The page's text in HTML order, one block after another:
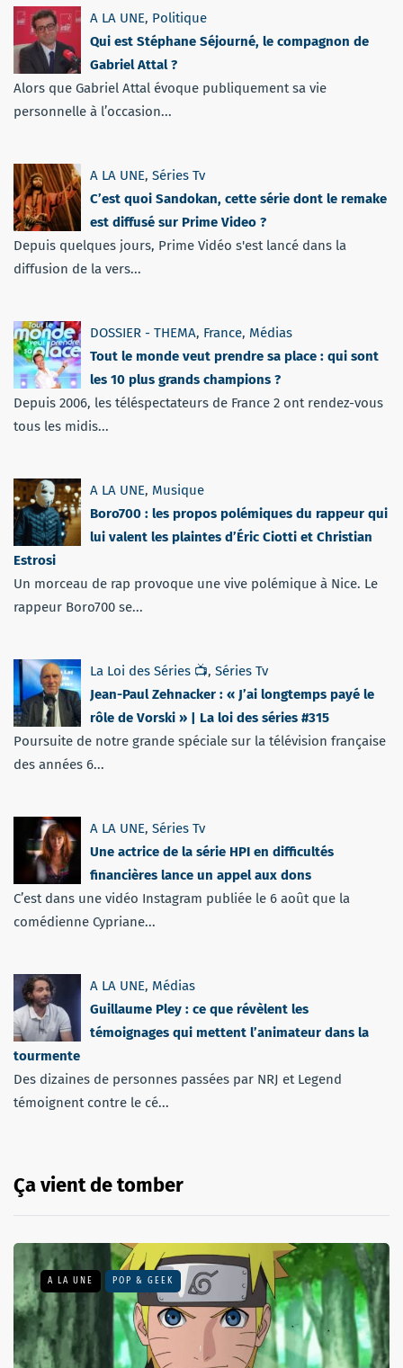
A LA UNE, Politique
Qui est Stéphane Séjourné, le compagnon de
Gabriel Attal ?
Alors que Gabriel Attal évoque publiquement sa vie
personnelle à l’occasion...
A LA UNE, Séries Tv
C’est quoi Sandokan, cette série dont le remake
est diffusé sur Prime Video ?
Depuis quelques jours, Prime Vidéo s'est lancé dans la
diffusion de la vers...
DOSSIER - THEMA, France, Médias
Tout le monde veut prendre sa place : qui sont
les 10 plus grands champions ?
Depuis 2006, les téléspectateurs de France 2 ont rendez-vous
tous les midis...
A LA UNE, Musique
Boro700 : les propos polémiques du rappeur qui
lui valent les plaintes d’Éric Ciotti et Christian
Estrosi
Un morceau de rap provoque une vive polémique à Nice. Le
rappeur Boro700 se...
La Loi des Séries 📺, Séries Tv
Jean-Paul Zehnacker : « J’ai longtemps payé le
rôle de Vorski » | La loi des séries #315
Poursuite de notre grande spéciale sur la télévision française
des années 6...
A LA UNE, Séries Tv
Une actrice de la série HPI en difficultés
financières lance un appel aux dons
C’est dans une vidéo Instagram publiée le 6 août que la
comédienne Cypriane...
A LA UNE, Médias
Guillaume Pley : ce que révèlent les
témoignages qui mettent l’animateur dans la
tourmente
Des dizaines de personnes passées par NRJ et Legend
témoignent contre le cé...
Ça vient de tomber
A LA UNE POP & GEEK